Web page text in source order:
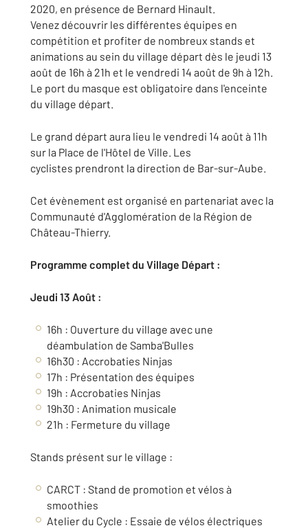
2020, en présence de Bernard Hinault.
Venez découvrir les différentes équipes en
compétition et profiter de nombreux stands et
animations au sein du village départ dès le jeudi 13
août de 16h à 21h et le vendredi 14 août de 9h à 12h.​
Le port du masque est obligatoire dans l'enceinte
du village départ.
Le grand départ aura lieu le vendredi 14 août à 11h
sur la Place de l'Hôtel de Ville. Les
cyclistes prendront la direction de Bar-sur-Aube.
Cet évènement est organisé en partenariat avec la
Communauté d'Agglomération de la Région de
Château-Thierry.
Programme complet du Village Départ :
Jeudi 13 Août :
16h : Ouverture du village avec une
déambulation de Samba'Bulles
16h30 : Accrobaties Ninjas
17h : Présentation des équipes
19h : Accrobaties Ninjas
19h30 : Animation musicale
21h : Fermeture du village
Stands présent sur le village :
CARCT : Stand de promotion et vélos à
smoothies
Atelier du Cycle : Essaie de vélos électriques